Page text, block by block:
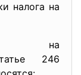
на
на
246